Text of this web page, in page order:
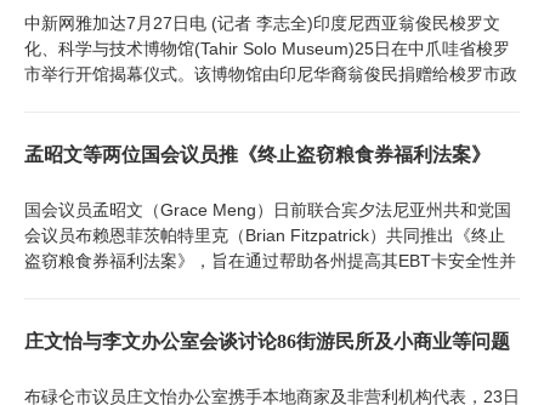
中新网雅加达7月27日电 (记者 李志全)印度尼西亚翁俊民梭罗文
化、科学与技术博物馆(Tahir Solo Museum)25日在中爪哇省梭罗
市举行开馆揭幕仪式。该博物馆由印尼华裔翁俊民捐赠给梭罗市政
孟昭文等两位国会议员推《终止盗窃粮食券福利法案》
国会议员孟昭文（Grace Meng）日前联合宾夕法尼亚州共和党国
会议员布赖恩菲茨帕特里克（Brian Fitzpatrick）共同推出《终止
盗窃粮食券福利法案》，旨在通过帮助各州提高其EBT卡安全性并
庄文怡与李文办公室会谈讨论86街游民所及小商业等问题
布碌仑市议员庄文怡办公室携手本地商家及非营利机构代表，23日